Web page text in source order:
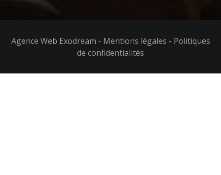
Agence Web Exodream - Mentions légales - Politiques
de confidentialités